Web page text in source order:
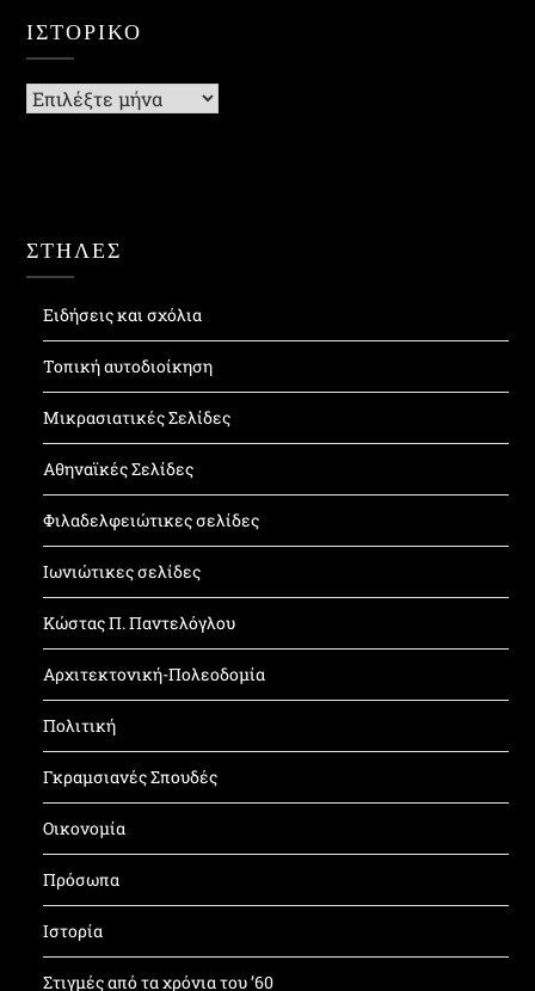
ΙΣΤΟΡΙΚΌ
Ιστορικό
ΣΤΗΛΕΣ
Ειδήσεις και σχόλια
Τοπική αυτοδιοίκηση
Μικρασιατικές Σελίδες
Αθηναϊκές Σελίδες
Φιλαδελφειώτικες σελίδες
Ιωνιώτικες σελίδες
Κώστας Π. Παντελόγλου
Αρχιτεκτονική-Πολεοδομία
Πολιτική
Γκραμσιανές Σπουδές
Οικονομία
Πρόσωπα
Ιστορία
Στιγμές από τα χρόνια του ’60